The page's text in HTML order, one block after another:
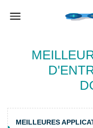
MEILLEURES